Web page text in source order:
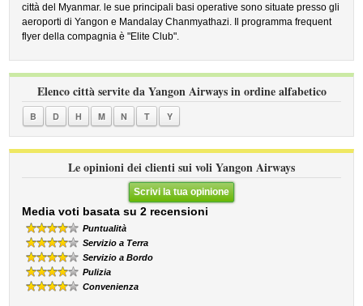
città del Myanmar. le sue principali basi operative sono situate presso gli
aeroporti di Yangon e Mandalay Chanmyathazi. Il programma frequent
flyer della compagnia è "Elite Club".
Elenco città servite da Yangon Airways in ordine alfabetico
B D H M N T Y
Le opinioni dei clienti sui voli Yangon Airways
Scrivi la tua opinione
Media voti basata su 2 recensioni
Puntualità
Servizio a Terra
Servizio a Bordo
Pulizia
Convenienza